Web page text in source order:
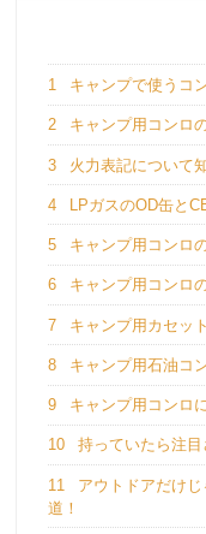
1 キャンプで使うコ
2 キャンプ用コンロ
3 火力表記について
4 LPガスのOD缶と
5 キャンプ用コンロ
6 キャンプ用コンロ
7 キャンプ用カセッ
8 キャンプ用石油コ
9 キャンプ用コンロ
10 持っていたら注
11
アウトドアだけ
道！